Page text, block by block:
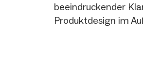
beeindruckender
Produktdesign im